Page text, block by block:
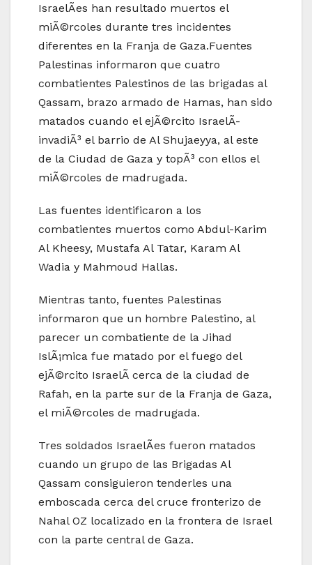
IsraelÃ­es han resultado muertos el
miÃ©rcoles durante tres incidentes
diferentes en la Franja de Gaza.Fuentes
Palestinas informaron que cuatro
combatientes Palestinos de las brigadas al
Qassam, brazo armado de Hamas, han sido
matados cuando el ejÃ©rcito IsraelÃ­
invadiÃ³ el barrio de Al Shujaeyya, al este
de la Ciudad de Gaza y topÃ³ con ellos el
miÃ©rcoles de madrugada.
Las fuentes identificaron a los
combatientes muertos como Abdul-Karim
Al Kheesy, Mustafa Al Tatar, Karam Al
Wadia y Mahmoud Hallas.
Mientras tanto, fuentes Palestinas
informaron que un hombre Palestino, al
parecer un combatiente de la Jihad
IslÃ¡mica fue matado por el fuego del
ejÃ©rcito IsraelÃ­ cerca de la ciudad de
Rafah, en la parte sur de la Franja de Gaza,
el miÃ©rcoles de madrugada.
Tres soldados IsraelÃ­es fueron matados
cuando un grupo de las Brigadas Al
Qassam consiguieron tenderles una
emboscada cerca del cruce fronterizo de
Nahal OZ localizado en la frontera de Israel
con la parte central de Gaza.